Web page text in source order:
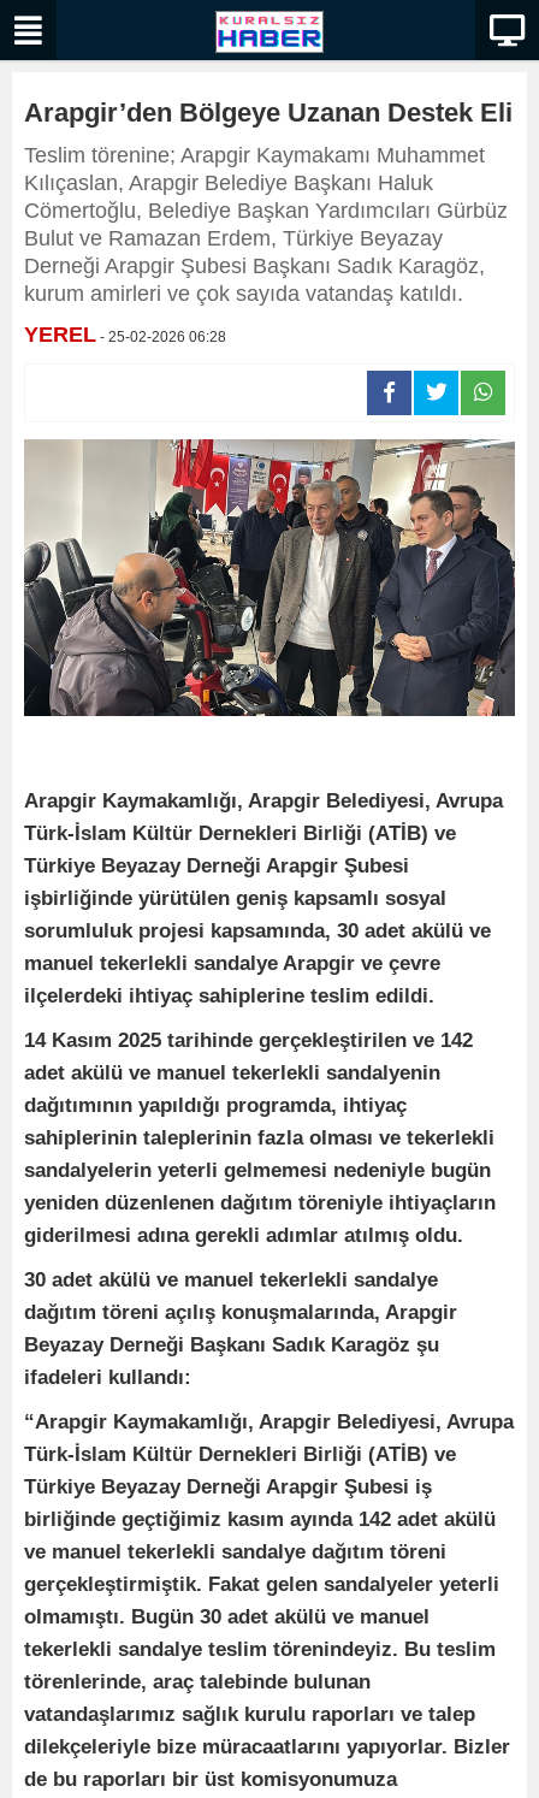
Arapgir’den Bölgeye Uzanan Destek Eli
Teslim törenine; Arapgir Kaymakamı Muhammet
Kılıçaslan, Arapgir Belediye Başkanı Haluk
Cömertoğlu, Belediye Başkan Yardımcıları Gürbüz
Bulut ve Ramazan Erdem, Türkiye Beyazay
Derneği Arapgir Şubesi Başkanı Sadık Karagöz,
kurum amirleri ve çok sayıda vatandaş katıldı.
YEREL - 25-02-2026 06:28
Arapgir Kaymakamlığı, Arapgir Belediyesi, Avrupa
Türk-İslam Kültür Dernekleri Birliği (ATİB) ve
Türkiye Beyazay Derneği Arapgir Şubesi
işbirliğinde yürütülen geniş kapsamlı sosyal
sorumluluk projesi kapsamında, 30 adet akülü ve
manuel tekerlekli sandalye Arapgir ve çevre
ilçelerdeki ihtiyaç sahiplerine teslim edildi.
14 Kasım 2025 tarihinde gerçekleştirilen ve 142
adet akülü ve manuel tekerlekli sandalyenin
dağıtımının yapıldığı programda, ihtiyaç
sahiplerinin taleplerinin fazla olması ve tekerlekli
sandalyelerin yeterli gelmemesi nedeniyle bugün
yeniden düzenlenen dağıtım töreniyle ihtiyaçların
giderilmesi adına gerekli adımlar atılmış oldu.
30 adet akülü ve manuel tekerlekli sandalye
dağıtım töreni açılış konuşmalarında, Arapgir
Beyazay Derneği Başkanı Sadık Karagöz şu
ifadeleri kullandı:
“Arapgir Kaymakamlığı, Arapgir Belediyesi, Avrupa
Türk-İslam Kültür Dernekleri Birliği (ATİB) ve
Türkiye Beyazay Derneği Arapgir Şubesi iş
birliğinde geçtiğimiz kasım ayında 142 adet akülü
ve manuel tekerlekli sandalye dağıtım töreni
gerçekleştirmiştik. Fakat gelen sandalyeler yeterli
olmamıştı. Bugün 30 adet akülü ve manuel
tekerlekli sandalye teslim törenindeyiz. Bu teslim
törenlerinde, araç talebinde bulunan
vatandaşlarımız sağlık kurulu raporları ve talep
dilekçeleriyle bize müracaatlarını yapıyorlar. Bizler
de bu raporları bir üst komisyonumuza